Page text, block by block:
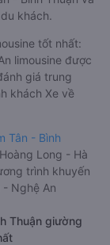
khách.
tốt nhất:
limousine được
giá trung
khách Xe về
Tân - Bình
Long - Hà
trình khuyến
- Nghệ An
Thuận giường